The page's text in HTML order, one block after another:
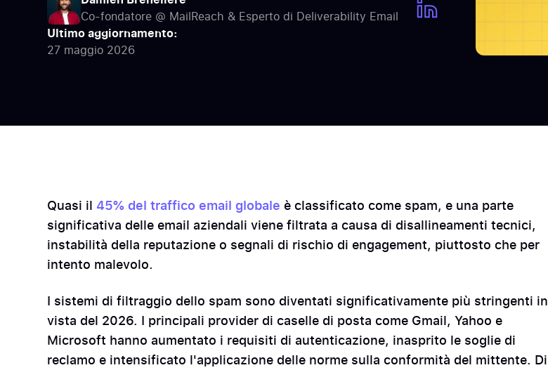
deliverability tra i principali provider di email.
Co-fondatore @ MailReach & Esperto di Deliverability Email
Ultimo aggiornamento:
27 maggio 2026
Quasi il 45% del traffico email globale è classificato come spam, e una parte
significativa delle email aziendali viene filtrata a causa di disallineamenti tecnici,
instabilità della reputazione o segnali di rischio di engagement, piuttosto che per
intento malevolo.
I sistemi di filtraggio dello spam sono diventati significativamente più stringenti in
vista del 2026. I principali provider di caselle di posta come Gmail, Yahoo e
Microsoft hanno aumentato i requisiti di autenticazione, inasprito le soglie di
reclamo e intensificato l'applicazione delle norme sulla conformità del mittente. Di